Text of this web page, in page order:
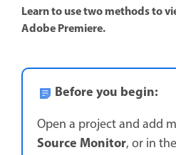
Learn to use two methods to
Adobe Premiere.
Before you begin:
Open a project and add
Source Monitor, or in